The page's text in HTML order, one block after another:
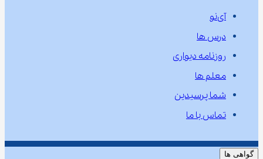
آی‌نو
درس ها
روزنامه دیواری
معلم ها
شما پرسیدین
تماس با ما
گواهی ها